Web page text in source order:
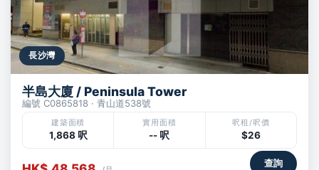
長沙灣
半島大廈 / Peninsula Tower
編號 C0865818 · 青山道538號
建築面積
1,868 呎
實用面積
-- 呎
呎租/呎價
$26
查詢